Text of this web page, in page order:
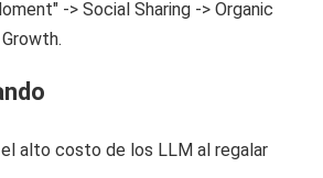
el alto costo de los LLM al regalar